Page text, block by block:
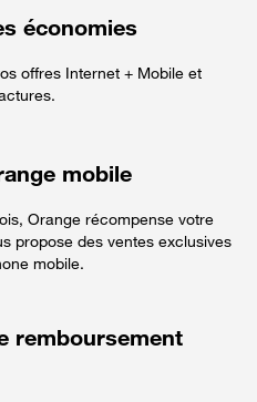
économies
offres Internet + Mobile et
mobile
Orange récompense votre
propose des ventes exclusives
mobile.
remboursement